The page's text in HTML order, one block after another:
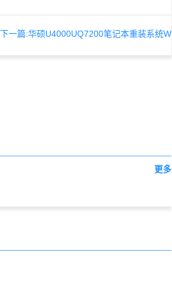
下一篇:华硕U4000UQ7200笔记本重装系统W
更多